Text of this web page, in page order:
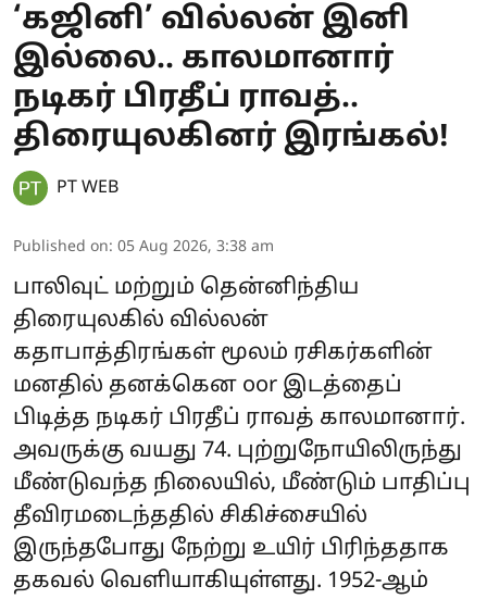
‘கஜினி’ வில்லன் இனி
இல்லை.. காலமானார்
நடிகர் பிரதீப் ராவத்..
திரையுலகினர் இரங்கல்!
PT WEB
Published on: 05 Aug 2026, 3:38 am
பாலிவுட் மற்றும் தென்னிந்திய
திரையுலகில் வில்லன்
கதாபாத்திரங்கள் மூலம் ரசிகர்களின்
மனதில் தனக்கென oor இடத்தைப்
பிடித்த நடிகர் பிரதீப் ராவத் காலமானார்.
அவருக்கு வயது 74. புற்றுநோயிலிருந்து
மீண்டுவந்த நிலையில், மீண்டும் பாதிப்பு
தீவிரமடைந்ததில் சிகிச்சையில்
இருந்தபோது நேற்று உயிர் பிரிந்ததாக
தகவல் வெளியாகியுள்ளது. 1952-ஆம்